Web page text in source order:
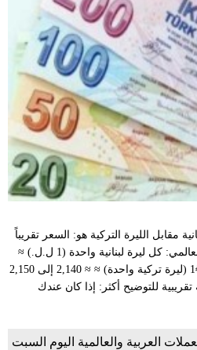
مقابل الليرة التركية هو: السعر تقريباً
في السوق الرسمي/المتوسط العالمي: كل ليرة لبنانية واحدة (1 ل.ل.) ≈
₺0.000466 ليرة تركية. أي أن ₺1 (ليرة تركية واحدة) ≈ ≈ 2,140 إلى 2,150
تقريبية للتوضيح أكثر: إذا كان عندك
العربية والعالمية اليوم السبت